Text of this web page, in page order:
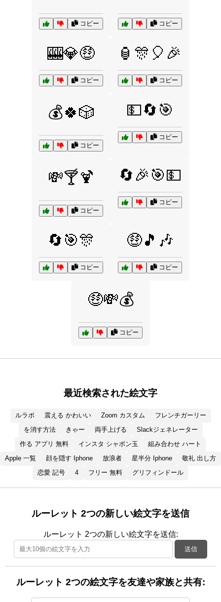
コピー コピー
🎰💎🤑
コピー
🏮🎊🎈🎉
コピー
💰🍀🎲
コピー
💵🔄🎯
コピー
💸🍸🍹
コピー
🔄🎉🎯💵
コピー
🔄🎯🎊
コピー
🤑🎵🎶
コピー
🤑💸💰
コピー
最近検索された絵文字
ルラボ 震える かわいい Zoom カスタム
フレンチガーリー
を消す方法
きゃー 両手上げる
Slackジェネレーター
作る アプリ 無料
インスタ シャボン玉
組み合わせ ハート
Apple 一覧
顔を隠す Iphone 放浪者 星半分 Iphone
敬礼 出し方
恋愛 記号
4 フリー 無料 グリフィンドール
ルーレット 2つの新しい絵文字を送信
ルーレット 2つの新しい絵文字を送信:
送信
ルーレット 2つの絵文字を友達や家族と共有: